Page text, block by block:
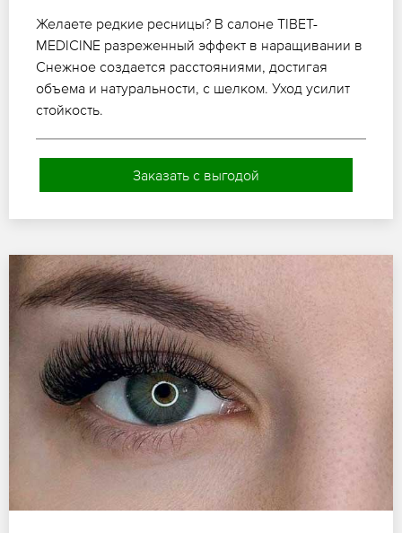
Желаете редкие ресницы? В салоне TIBET-
MEDICINE разреженный эффект в наращивании в
Снежное создается расстояниями, достигая
объема и натуральности, с шелком. Уход усилит
стойкость.
Заказать с выгодой